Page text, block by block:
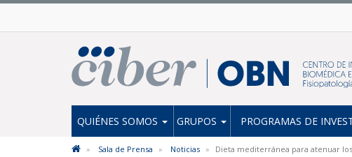
QUIÉNES SOMOS GRUPOS PROGRAMAS DE
Sala de Prensa Noticias Dieta mediterránea para atenuar